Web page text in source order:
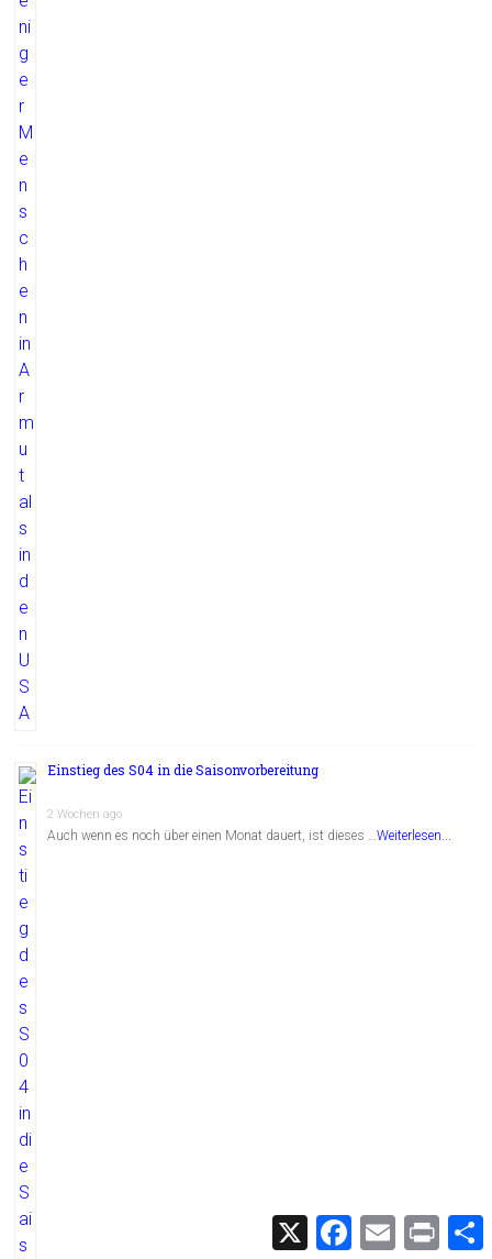
Einstieg des S04 in die Saisonvorbereitung
2 Wochen ago
Auch wenn es noch über einen Monat dauert, ist dieses …Weiterlesen...
X
F
E
m
P